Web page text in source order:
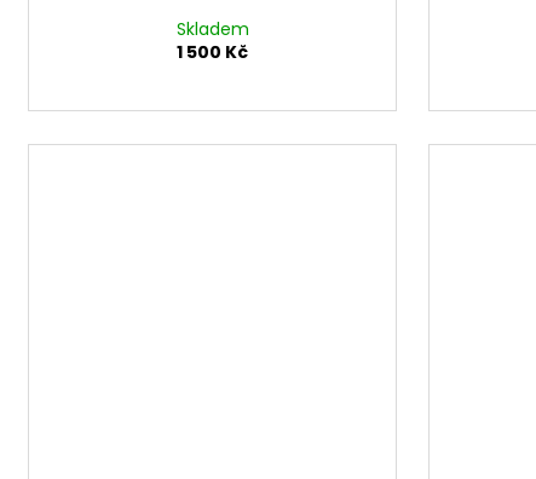
Skladem
1 500 Kč